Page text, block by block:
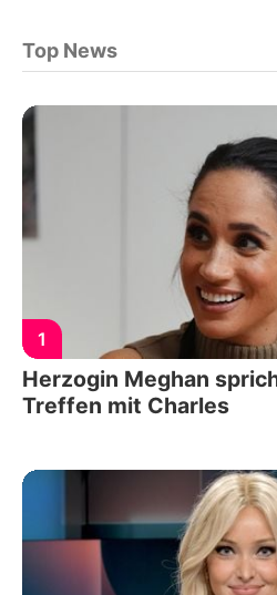
Top News
1
Herzogin Meghan
Treffen mit Charles